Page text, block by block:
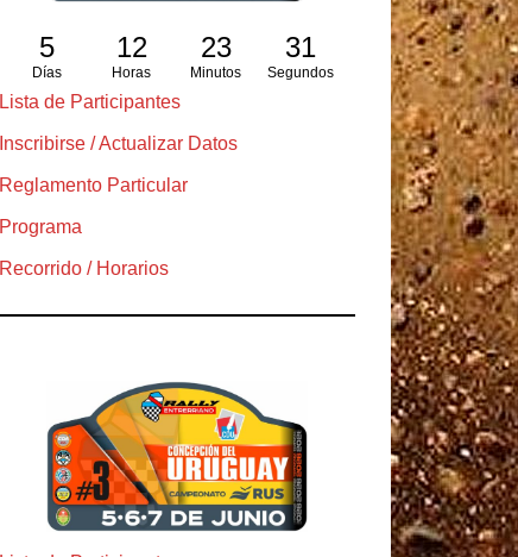
5
Días
12
Horas
23
Minutos
30
Segundos
Lista de Participantes
Inscribirse / Actualizar Datos
Reglamento Particular
Programa
Recorrido / Horarios